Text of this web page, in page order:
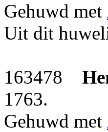
Gehuwd met
Uit dit
163478
1763.
Gehuwd met